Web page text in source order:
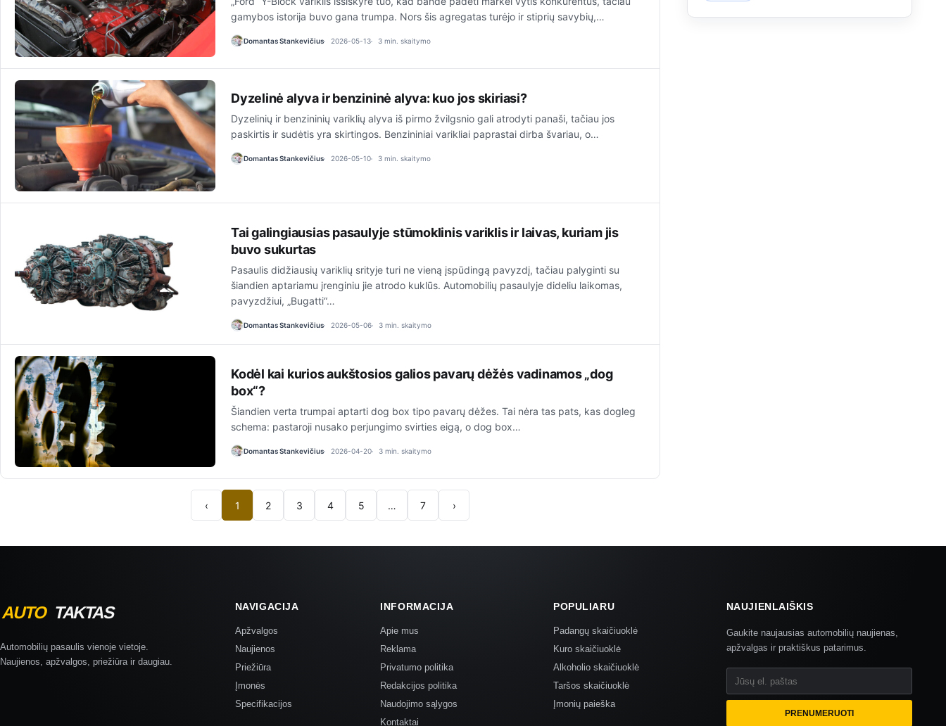
gamybos istorija buvo gana trumpa. Nors šis agregatas turėjo ir stiprių savybių,…
Domantas Stankevičius 2026-05-13 3 min. skaitymo
Dyzelinė alyva ir benzininė alyva: kuo jos skiriasi?
Dyzelinių ir benzininių variklių alyva iš pirmo žvilgsnio gali atrodyti panaši, tačiau jos
paskirtis ir sudėtis yra skirtingos. Benzininiai varikliai paprastai dirba švariau, o…
Domantas Stankevičius 2026-05-10 3 min. skaitymo
Tai galingiausias pasaulyje stūmoklinis variklis ir laivas, kuriam jis
buvo sukurtas
Pasaulis didžiausių variklių srityje turi ne vieną įspūdingą pavyzdį, tačiau palyginti su
šiandien aptariamu įrenginiu jie atrodo kuklūs. Automobilių pasaulyje dideliu laikomas,
pavyzdžiui, „Bugatti“…
Domantas Stankevičius 2026-05-06 3 min. skaitymo
Kodėl kai kurios aukštosios galios pavarų dėžės vadinamos „dog
box“?
Šiandien verta trumpai aptarti dog box tipo pavarų dėžes. Tai nėra tas pats, kas dogleg
schema: pastaroji nusako perjungimo svirties eigą, o dog box…
Domantas Stankevičius 2026-04-20 3 min. skaitymo
‹ 1 2 3 4 5 … 7 ›
Automobilių pasaulis vienoje vietoje.
Naujienos, apžvalgos, priežiūra ir daugiau.
NAVIGACIJA
Apžvalgos
Naujienos
Priežiūra
Įmonės
Specifikacijos
INFORMACIJA
Apie mus
Reklama
Privatumo politika
Redakcijos politika
Naudojimo sąlygos
Kontaktai
POPULIARU
Padangų skaičiuoklė
Kuro skaičiuoklė
Alkoholio skaičiuoklė
Taršos skaičiuoklė
Įmonių paieška
NAUJIENLAIŠKIS
Gaukite naujausias automobilių naujienas,
apžvalgas ir praktiškus patarimus.
Jūsų el. paštas
PRENUMERUOTI